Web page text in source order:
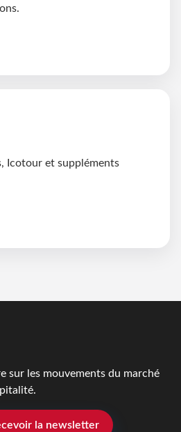
Icotour et suppléments
sur les mouvements du marché
la newsletter